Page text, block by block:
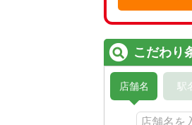
こだわり
店舗名 駅